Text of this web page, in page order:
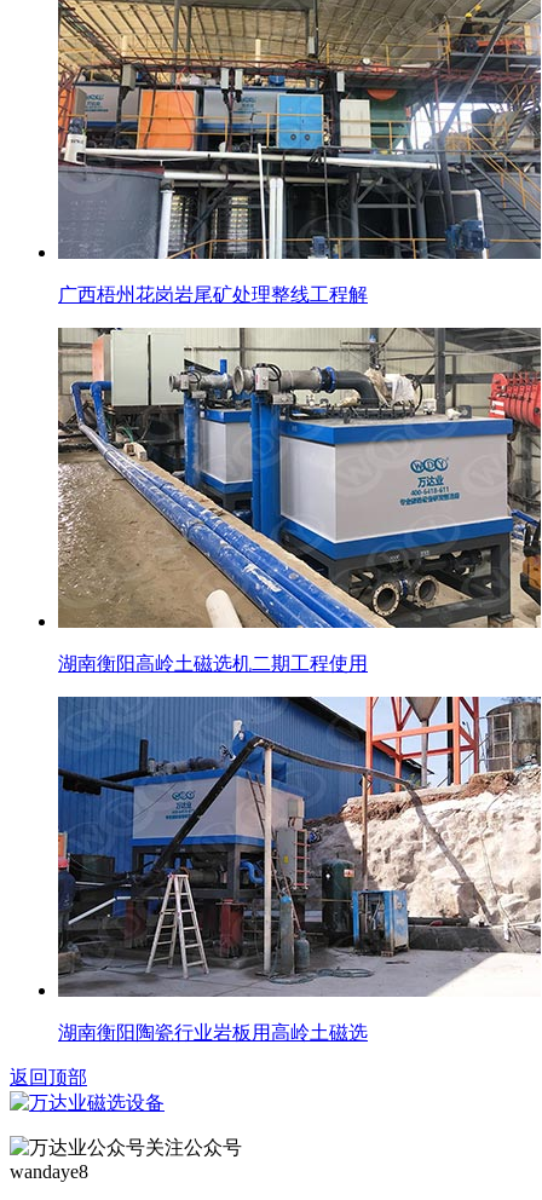
广西梧州花岗岩尾矿处理整线工程解
湖南衡阳高岭土磁选机二期工程使用
湖南衡阳陶瓷行业岩板用高岭土磁选
返回顶部
关注公众号
wandaye8